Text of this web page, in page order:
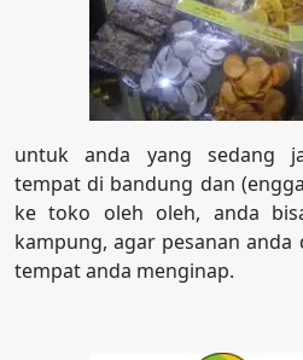
untuk anda yang sedang
tempat di bandung dan
ke toko oleh oleh, anda
kampung, agar pesanan
tempat anda menginap.